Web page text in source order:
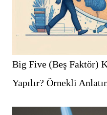
Big Five (Beş Faktör)
Yapılır? Örnekli